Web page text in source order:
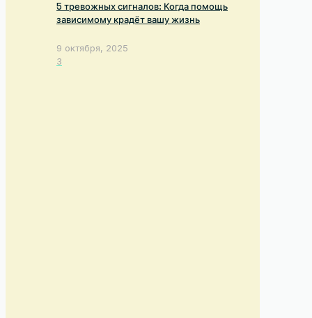
5 тревожных сигналов: Когда помощь
зависимому крадёт вашу жизнь
9 октября, 2025
3